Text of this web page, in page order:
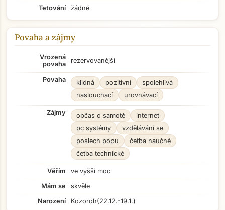
Tetování
žádné
Povaha a zájmy
Vrozená
povaha
rezervovanější
Povaha klidná pozitivní
spolehlivá
naslouchací
urovnávací
Zájmy občas o samotě
internet
pc systémy
vzdělávání se
poslech popu
četba naučné
četba technické
Věřím
ve vyšší moc
Mám se
skvěle
Narození
Kozoroh(22.12.-19.1.)